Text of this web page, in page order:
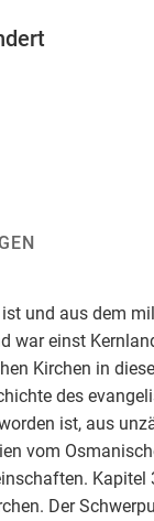
und aus dem
war einst
Kirchen in
des
ist, aus
vom
Der